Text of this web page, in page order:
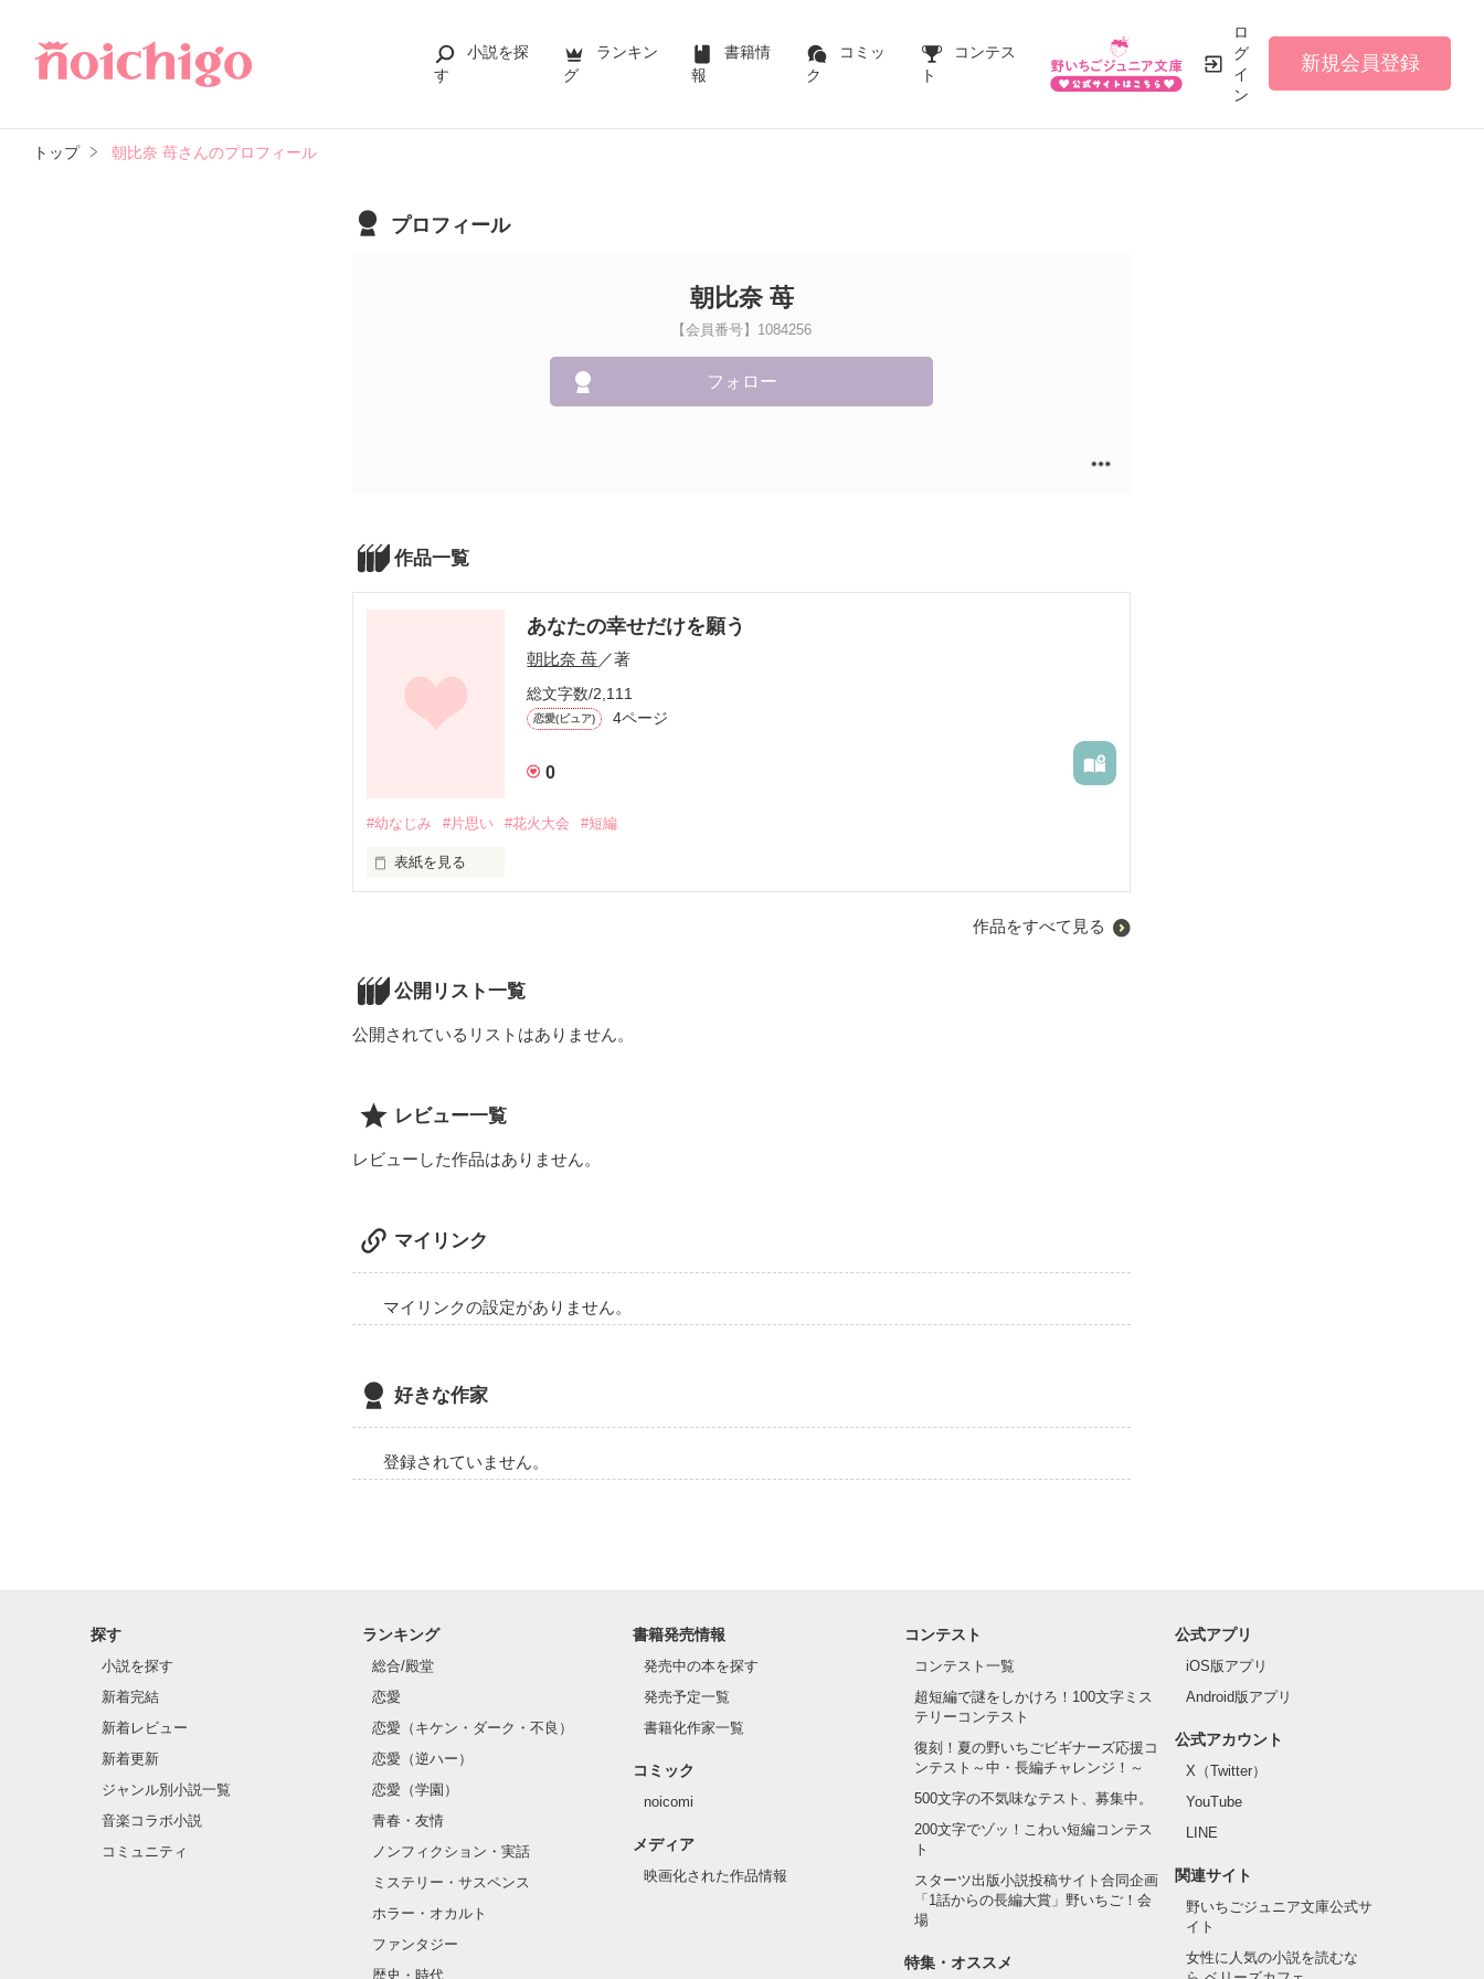
小説を探
す
ランキン
グ
書籍情
報
コミッ
ク
コンテス
ト
ロ
グ
イ
ン
新規会員登録
トップ 朝比奈 苺さんのプロフィール
プロフィール
朝比奈 苺
【会員番号】1084256
フォロー
作品一覧
あなたの幸せだけを願う
朝比奈 苺／著
総文字数/2,111
恋愛(ピュア) 4ページ
0
#幼なじみ #片思い #花火大会 #短編
表紙を見る
作品をすべて見る
公開リスト一覧
公開されているリストはありません。
レビュー一覧
レビューした作品はありません。
マイリンク
マイリンクの設定がありません。
好きな作家
登録されていません。
探す
小説を探す
新着完結
新着レビュー
新着更新
ジャンル別小説一覧
音楽コラボ小説
コミュニティ
ランキング
総合/殿堂
恋愛
恋愛（キケン・ダーク・不良）
恋愛（逆ハー）
恋愛（学園）
青春・友情
ノンフィクション・実話
ミステリー・サスペンス
ホラー・オカルト
ファンタジー
歴史・時代
書籍発売情報
発売中の本を探す
発売予定一覧
書籍化作家一覧
コミック
noicomi
メディア
映画化された作品情報
コンテスト
コンテスト一覧
超短編で謎をしかけろ！100文字ミス
テリーコンテスト
復刻！夏の野いちごビギナーズ応援コ
ンテスト～中・長編チャレンジ！～
500文字の不気味なテスト、募集中。
200文字でゾッ！こわい短編コンテス
ト
スターツ出版小説投稿サイト合同企画
「1話からの長編大賞」野いちご！会
場
特集・オススメ
公式アプリ
iOS版アプリ
Android版アプリ
公式アカウント
X（Twitter）
YouTube
LINE
関連サイト
野いちごジュニア文庫公式サ
イト
女性に人気の小説を読むな